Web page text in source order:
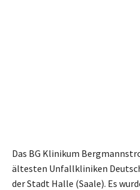
Das BG Klinikum
ältesten Unfallkliniken
der Stadt Halle (Saale). Es